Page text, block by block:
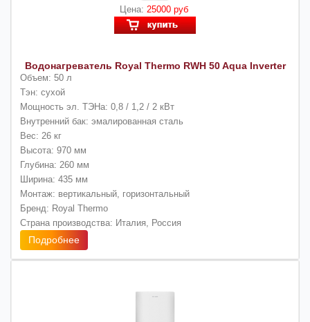
Цена: 25000 руб
Водонагреватель Royal Thermo RWH 50 Aqua Inverter
Объем: 50 л
Тэн: сухой
Мощность эл. ТЭНа: 0,8 / 1,2 / 2 кВт
Внутренний бак: эмалированная сталь
Вес: 26 кг
Высота: 970 мм
Глубина: 260 мм
Ширина: 435 мм
Монтаж: вертикальный, горизонтальный
Бренд: Royal Thermo
Страна производства: Италия, Россия
Подробнее